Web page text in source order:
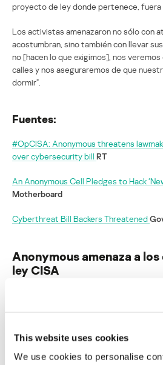
This website uses cookies
We use cookies to personalise
proyecto de ley donde pertenece, fuera
Los activistas amenazaron no sólo con
acostumbran, sino también con llevar
no [hacen lo que exigimos], nos
calles y nos aseguraremos de que
dormir”.
Fuentes:
#OpCISA: Anonymous threatens
over cybersecurity bill RT
An Anonymous Cell Pledges to Hack
Motherboard
Cyberthreat Bill Backers Threatened
Anonymous amenaza a
ley CISA
Su dirección de correo